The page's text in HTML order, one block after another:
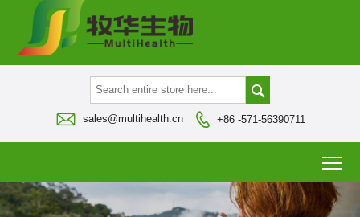

 sales@multihealth.cn  +86 -571-56390711